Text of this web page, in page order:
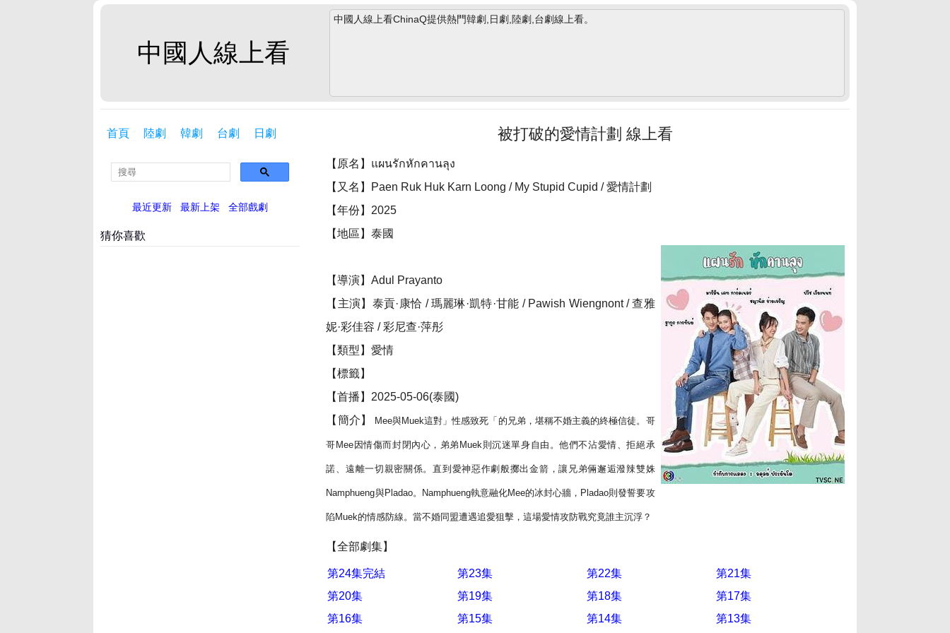
中國人線上看
中國人線上看ChinaQ提供熱門韓劇,日劇,陸劇,台劇線上看。
首頁 陸劇 韓劇 台劇 日劇
最近更新 最新上架 全部戲劇
被打破的愛情計劃 線上看
【原名】แผนรักหักคานลุง
【又名】Paen Ruk Huk Karn Loong / My Stupid Cupid / 愛情計劃
【年份】2025
【地區】泰國
【導演】Adul Prayanto
【主演】泰貢·康恰 / 瑪麗琳·凱特·甘能 / Pawish Wiengnont / 查雅
妮·彩佳容 / 彩尼查·萍彤
【類型】愛情
【標籤】
【首播】2025-05-06(泰國)
【簡介】
Mee與Muek這對」性感致死「的兄弟，堪稱不婚主義的終極信徒。哥
哥Mee因情傷而封閉內心，弟弟Muek則沉迷單身自由。他們不沾愛情、拒絕承
諾、遠離一切親密關係。直到愛神惡作劇般擲出金箭，讓兄弟倆邂逅潑辣雙姝
Namphueng與Pladao。Namphueng執意融化Mee的冰封心牆，Pladao則發誓要攻
陷Muek的情感防線。當不婚同盟遭遇追愛狙擊，這場愛情攻防戰究竟誰主沉浮？
【全部劇集】
第24集完結 第23集 第22集
第21集
第20集
第19集 第18集
第17集
第16集
第15集 第14集 第13集
猜你喜歡